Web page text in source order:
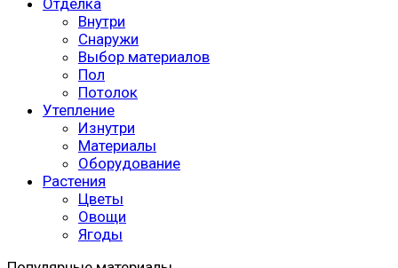
Внутри
Снаружи
Выбор материалов
Пол
Потолок
Утепление
Изнутри
Материалы
Оборудование
Растения
Цветы
Овощи
Ягоды